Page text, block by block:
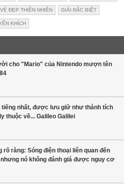
VẺ ĐẸP THIÊN NHIÊN GIẢI ĐẶC BIỆT
KHÍCH
cho "Mario" của Nintendo mượn tên
tiếng nhất, được lưu giữ như thánh tích
thuộc về... Galileo Galilei
rõ ràng: Sóng điện thoại liên quan đến
nó không đánh giá được nguy cơ